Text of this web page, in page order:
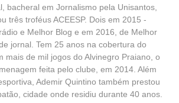
bacheral em Jornalismo pela Unisantos,
três troféus ACEESP. Dois em 2015 -
e Melhor Blog e em 2016, de Melhor
jornal. Tem 25 anos na cobertura do
mais de mil jogos do Alvinegro Praiano, o
feita pelo clube, em 2014. Além
Ademir Quintino também prestou
cidade onde residiu durante 40 anos.